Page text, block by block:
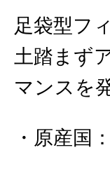
足袋型フ
土踏まず
マンスを
原産国 ：